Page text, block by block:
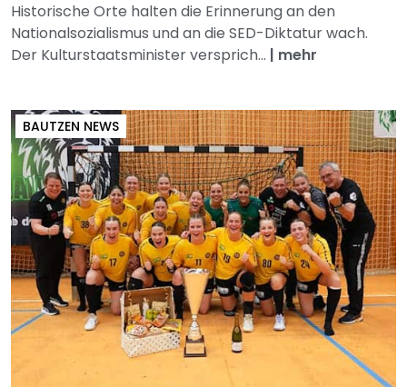
Historische Orte halten die Erinnerung an den
Nationalsozialismus und an die SED-Diktatur wach.
Der Kulturstaatsminister versprich... | mehr
BAUTZEN NEWS